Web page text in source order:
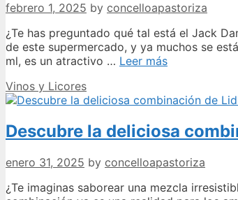
febrero 1, 2025 by concelloapastoriza
¿Te has preguntado qué tal está el Jack
de este supermercado, y ya muchos se
ml, es un atractivo … Leer másJack
Mercadona
Opiniones
y
Precios
en
2024
Categories
Vinos y Licores
Descubre la deliciosa
enero 31, 2025 by concelloapastoriza
¿Te imaginas saborear una mezcla